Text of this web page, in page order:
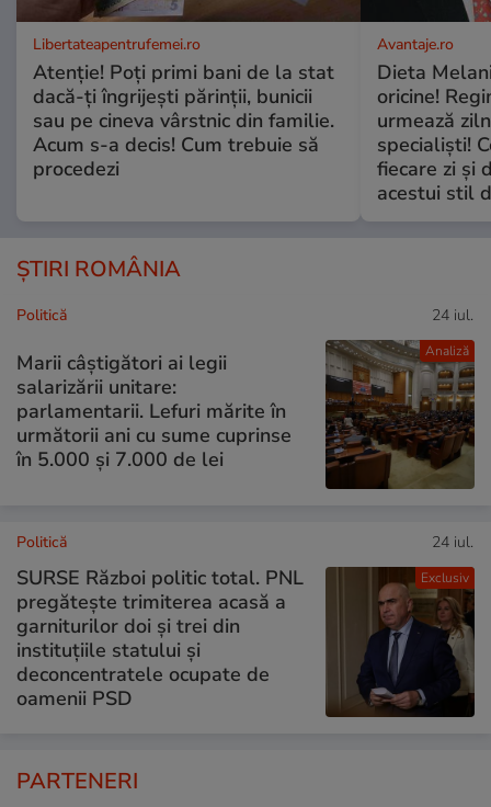
Libertateapentrufemei.ro
Atenție! Poți primi bani de la stat
dacă-ți îngrijești părinții, bunicii
sau pe cineva vârstnic din familie.
Acum s-a decis! Cum trebuie să
procedezi
Avantaje.ro
Dieta
oricine!
urmează
specialiști!
fiecare zi și
acestui stil
ȘTIRI ROMÂNIA
Analiză
Politică 24 iul.
Marii câștigători ai legii
salarizării unitare:
parlamentarii. Lefuri mărite în
următorii ani cu sume cuprinse
în 5.000 și 7.000 de lei
Exclusiv
Politică 24 iul.
SURSE Război politic total. PNL
pregătește trimiterea acasă a
garniturilor doi și trei din
instituțiile statului și
deconcentratele ocupate de
oamenii PSD
PARTENERI